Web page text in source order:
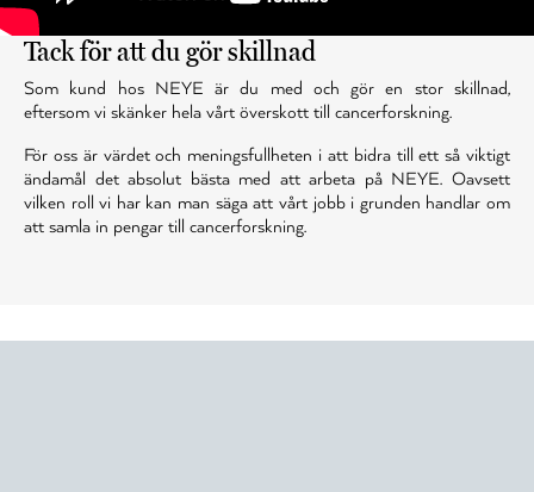
Tack för att du gör skillnad
Som kund hos NEYE är du med och gör en stor skillnad,
eftersom vi skänker hela vårt överskott till cancerforskning.
För oss är värdet och meningsfullheten i att bidra till ett så viktigt
ändamål det absolut bästa med att arbeta på NEYE. Oavsett
vilken roll vi har kan man säga att vårt jobb i grunden handlar om
att samla in pengar till cancerforskning.